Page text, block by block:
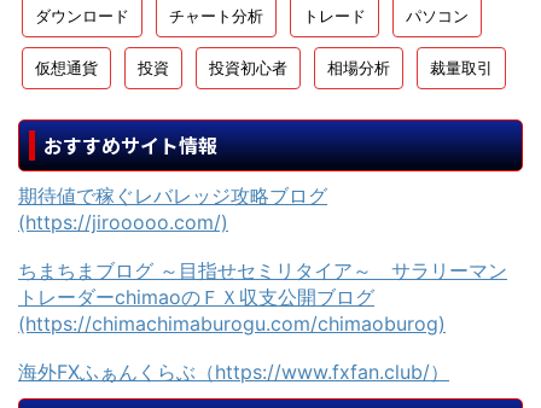
ダウンロード チャート分析 トレード パソコン
仮想通貨 投資 投資初心者 相場分析 裁量取引
おすすめサイト情報
期待値で稼ぐレバレッジ攻略ブログ
(https://jirooooo.com/)
ちまちまブログ ～目指せセミリタイア～ サラリーマン
トレーダーchimaoのＦＸ収支公開ブログ
(https://chimachimaburogu.com/chimaoburog)
海外FXふぁんくらぶ（https://www.fxfan.club/）